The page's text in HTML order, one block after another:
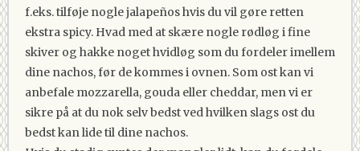
f.eks. tilføje nogle jalapeños hvis du vil gøre retten
ekstra spicy. Hvad med at skære nogle rødløg i fine
skiver og hakke noget hvidløg som du fordeler imellem
dine nachos, før de kommes i ovnen. Som ost kan vi
anbefale mozzarella, gouda eller cheddar, men vi er
sikre på at du nok selv bedst ved hvilken slags ost du
bedst kan lide til dine nachos.